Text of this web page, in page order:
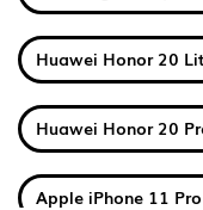
Huawei Honor 20
Huawei Honor 20
Apple iPhone 11